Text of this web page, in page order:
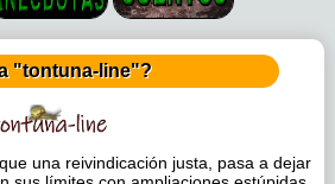
"tontuna-line"?
una reivindicación justa, pasa a dejar